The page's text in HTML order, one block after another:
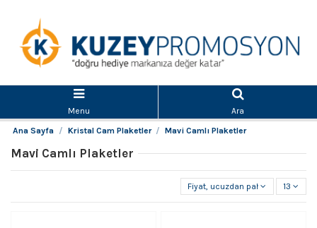
Menu
Ara
Ana Sayfa
Kristal Cam Plaketler Mavi Camlı Plaketler
Mavi Camlı Plaketler
Fiyat, ucuzdan pahalıya 13